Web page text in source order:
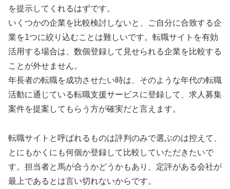
を提示してくれるはずです。
いくつかの企業を比較検討しないと、ご自分に合致する企
業を1つに絞り込むことは難しいです。転職サイトを有効
活用する場合は、数個登録して見せられる企業を比較する
ことが外せません。
年長者の転職を成功させたい時は、そのような年代の転職
活動に通じている転職支援サービスに登録して、求人募集
案件を提案してもらう方が確実だと言えます。
転職サイトと呼ばれるものは評判のみで選ぶのは控えて、
とにもかくにも何個か登録して比較していただきたいで
す。担当者と馬が合うかどうかもあり、定評がある会社が
最上であるとは言い切れないからです。